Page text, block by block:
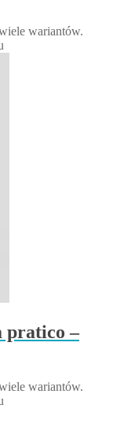
wariantów.
pratico –
wariantów.